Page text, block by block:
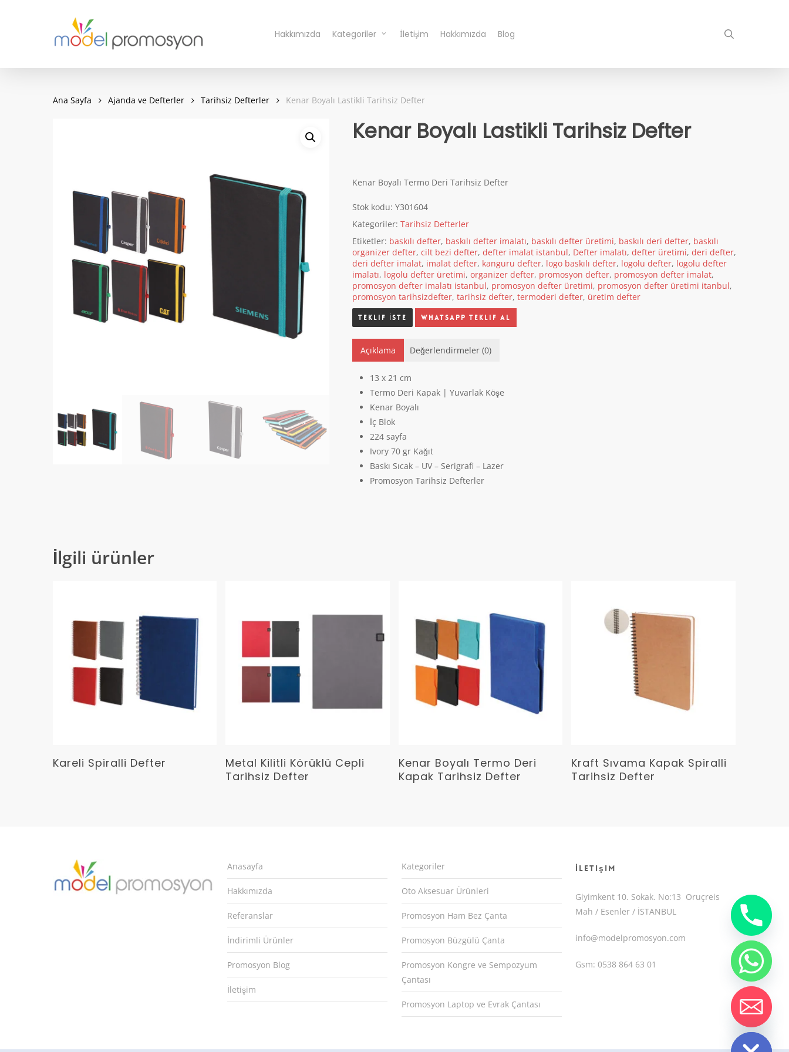
Hakkımızda Kategoriler İletişim Hakkımızda Blog
Ana Sayfa Ajanda ve Defterler Tarihsiz Defterler Kenar Boyalı Lastikli Tarihsiz Defter
Kenar Boyalı Lastikli Tarihsiz Defter
Kenar Boyalı Termo Deri Tarihsiz Defter
Stok kodu: Y301604
Kategoriler: Tarihsiz Defterler
Etiketler: baskılı defter, baskılı defter imalatı, baskılı defter üretimi, baskılı deri defter, baskılı
organizer defter, cilt bezi defter, defter imalat istanbul, Defter imalatı, defter üretimi, deri defter,
deri defter imalat, imalat defter, kanguru defter, logo baskılı defter, logolu defter, logolu defter
imalatı, logolu defter üretimi, organizer defter, promosyon defter, promosyon defter imalat,
promosyon defter imalatı istanbul, promosyon defter üretimi, promosyon defter üretimi itanbul,
promosyon tarihsizdefter, tarihsiz defter, termoderi defter, üretim defter
Whatsapp Teklif Al
Açıklama Değerlendirmeler (0)
13 x 21 cm
Termo Deri Kapak | Yuvarlak Köşe
Kenar Boyalı
İç Blok
224 sayfa
Ivory 70 gr Kağıt
Baskı Sıcak – UV – Serigrafi – Lazer
Promosyon Tarihsiz Defterler
İlgili ürünler
Devamını Oku
Kareli Spiralli Defter Devamını Oku
Metal Kilitli Körüklü Cepli
Tarihsiz Defter
Devamını Oku
Kenar Boyalı Termo Deri
Kapak Tarihsiz Defter
Devamını Oku
Kraft Sıvama Kapak Spiralli
Tarihsiz Defter
Anasayfa
Hakkımızda
Referanslar
İndirimli Ürünler
Promosyon Blog
İletişim
Kategoriler
Oto Aksesuar Ürünleri
Promosyon Ham Bez Çanta
Promosyon Büzgülü Çanta
Promosyon Kongre ve Sempozyum
Çantası
Promosyon Laptop ve Evrak Çantası
İletişim
Giyimkent 10. Sokak. No:13 Oruçreis
Mah / Esenler / İSTANBUL
info@modelpromosyon.com
Gsm: 0538 864 63 01
Hide
chaty